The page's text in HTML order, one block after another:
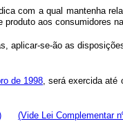
com a qual mantenha
aos consumidores
aplicar-se-ão as
de 1998, será exercida até
(Vide Lei Complementar